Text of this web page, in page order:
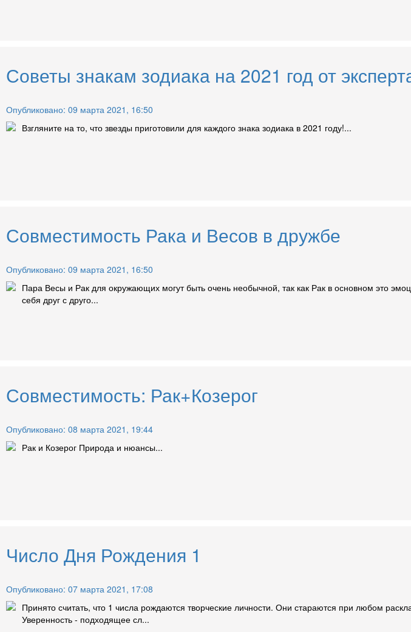
Советы знакам зодиака на 2021 год от
Опубликовано: 09 марта 2021, 16:50
Взгляните на то, что звезды приготовили для каждого знака зодиака в 2021 году!...
Совместимость Рака и Весов в дружбе
Опубликовано: 09 марта 2021, 16:50
Пара Весы и Рак для окружающих могут быть очень необычной, так как Рак в основном это
себя друг с друго...
Совместимость: Рак+Козерог
Опубликовано: 08 марта 2021, 19:44
Рак и Козерог Природа и нюансы...
Число Дня Рождения 1
Опубликовано: 07 марта 2021, 17:08
Принято считать, что 1 числа рождаются творческие личности. Они стараются при любом
Уверенность - подходящее сл...